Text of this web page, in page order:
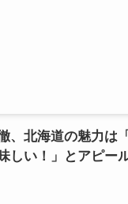
、北海道の魅力は
しい！」とアピー